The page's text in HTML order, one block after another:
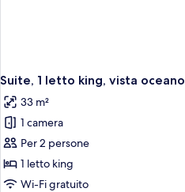
Suite, 1 letto king, vista oceano
33 m²
1 camera
Per 2 persone
1 letto king
Wi-Fi gratuito